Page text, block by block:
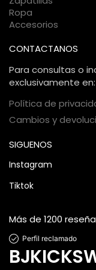
Ropa
Accesorios
CONTACTANOS
Para consultas o
exclusivamente en:
Política de
Cambios y
SIGUENOS
Instagram
Tiktok
Más de 1200
Perfil reclamado